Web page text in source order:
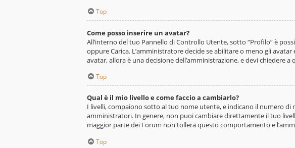
Top
Come posso inserire un avatar?
All’interno del tuo Pannello di Controllo Utente, sotto “Profilo” è
oppure Carica. L’amministratore decide se abilitare o meno gli
avatar, allora è una decisione dell’amministrazione, e devi chiedere a
Top
Qual è il mio livello e come faccio a cambiarlo?
I livelli, compaiono sotto al tuo nome utente, e indicano il numero
amministratori. In genere, non puoi cambiare direttamente il tuo
maggior parte dei Forum non tollera questo comportamento e
Top